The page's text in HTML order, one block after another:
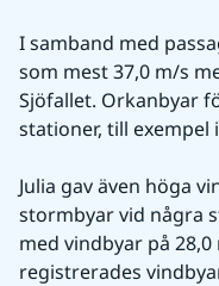
I samband med
som mest 37,0 m/s
Sjöfallet. Orkanbyar
stationer, till exempel
Julia gav även höga
stormbyar vid några
med vindbyar på
registrerades